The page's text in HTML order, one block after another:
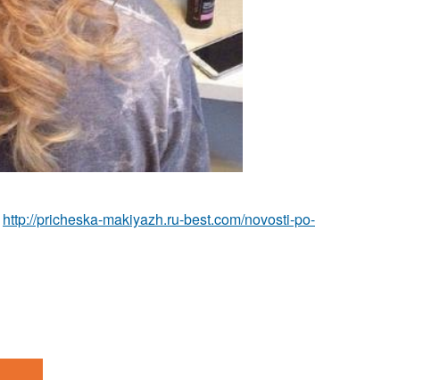
http://pricheska-makiyazh.ru-best.com/novosti-po-